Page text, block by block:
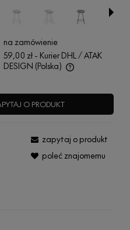
na zamówienie
59,00 zł - Kurier DHL / ATAK
DESIGN (Polska)
płatności
O PRODUKT
zapytaj o produkt
poleć znajomemu